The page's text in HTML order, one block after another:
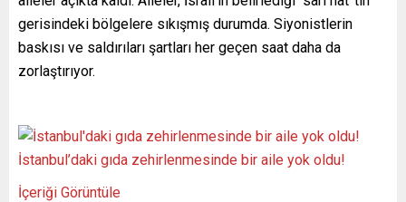
gerisindeki bölgelere sıkışmış durumda. Siyonistlerin
baskısı ve saldırıları şartları her geçen saat daha da
zorlaştırıyor.
İstanbul’daki gıda zehirlenmesinde bir aile yok oldu!
İçeriği Görüntüle